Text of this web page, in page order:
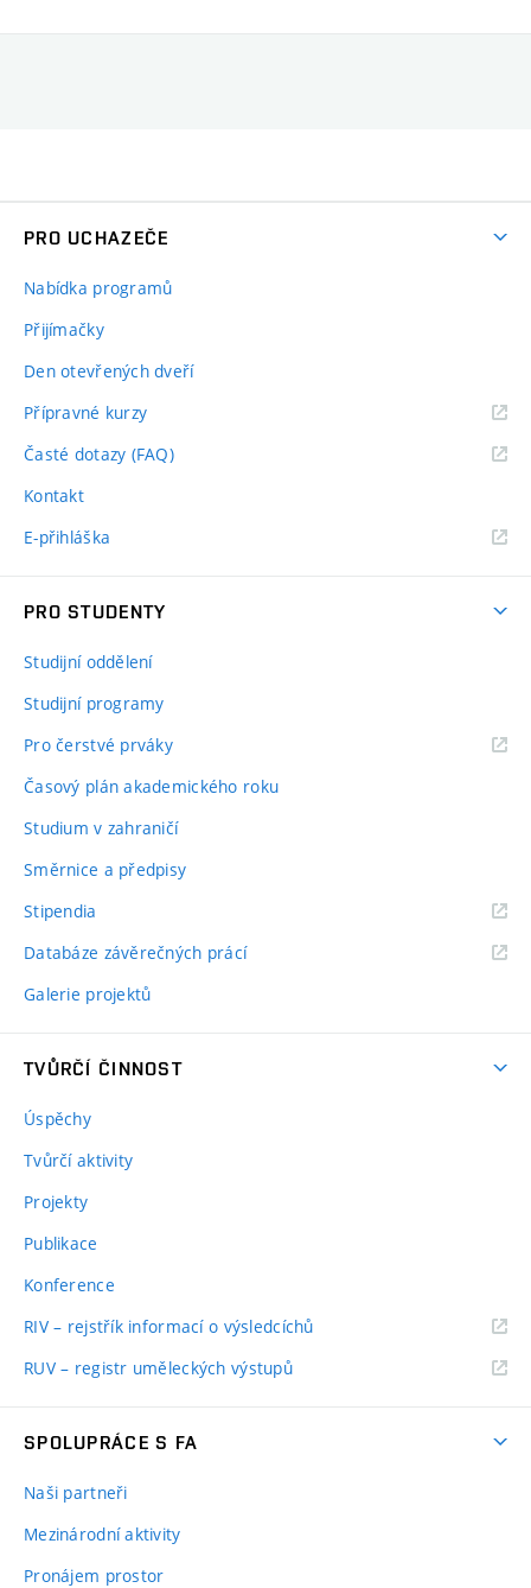
PRO UCHAZEČE
Nabídka programů
Přijímačky
Den otevřených dveří
Přípravné kurzy
Časté dotazy (FAQ)
Kontakt
E-přihláška
PRO STUDENTY
Studijní oddělení
Studijní programy
Pro čerstvé prváky
Časový plán akademického roku
Studium v zahraničí
Směrnice a předpisy
Stipendia
Databáze závěrečných prácí
Galerie projektů
TVŮRČÍ ČINNOST
Úspěchy
Tvůrčí aktivity
Projekty
Publikace
Konference
RIV – rejstřík informací o výsledcíchů
RUV – registr uměleckých výstupů
SPOLUPRÁCE S FA
Naši partneři
Mezinárodní aktivity
Pronájem prostor